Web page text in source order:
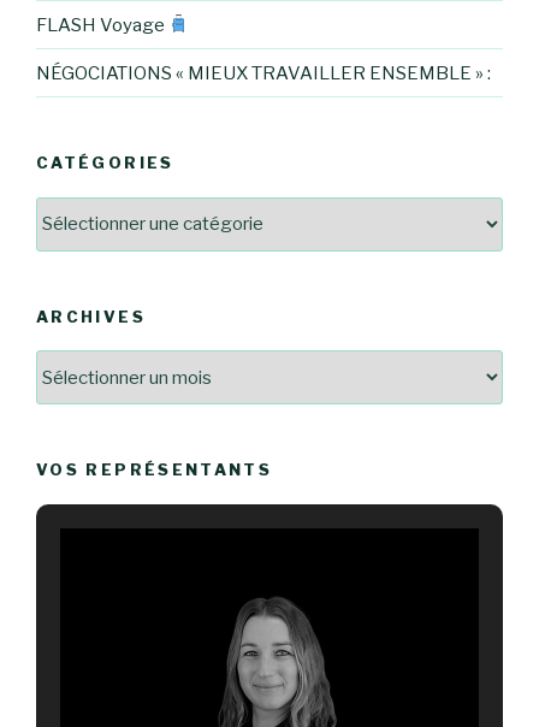
FLASH Voyage
NÉGOCIATIONS « MIEUX TRAVAILLER ENSEMBLE » :
CATÉGORIES
ARCHIVES
VOS REPRÉSENTANTS